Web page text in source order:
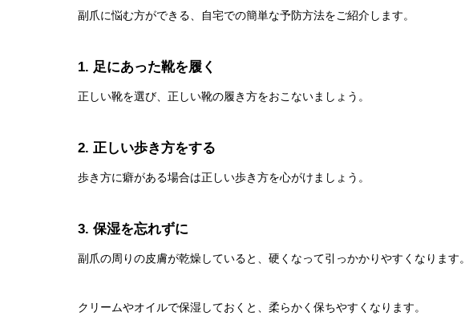
副爪に悩む方ができる、自宅での簡単な予防方法をご紹介します。
1. 足にあった靴を履く
正しい靴を選び、正しい靴の履き方をおこないましょう。
2. 正しい歩き方をする
歩き方に癖がある場合は正しい歩き方を心がけましょう。
3. 保湿を忘れずに
副爪の周りの皮膚が乾燥していると、硬くなって引っかかりやすくなります。
クリームやオイルで保湿しておくと、柔らかく保ちやすくなります。